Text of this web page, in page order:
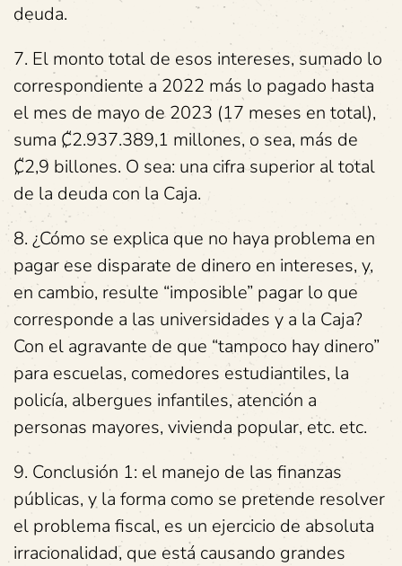
deuda.
7. El monto total de esos intereses, sumado lo
correspondiente a 2022 más lo pagado hasta
el mes de mayo de 2023 (17 meses en total),
suma ₡2.937.389,1 millones, o sea, más de
₡2,9 billones. O sea: una cifra superior al total
de la deuda con la Caja.
8. ¿Cómo se explica que no haya problema en
pagar ese disparate de dinero en intereses, y,
en cambio, resulte “imposible” pagar lo que
corresponde a las universidades y a la Caja?
Con el agravante de que “tampoco hay dinero”
para escuelas, comedores estudiantiles, la
policía, albergues infantiles, atención a
personas mayores, vivienda popular, etc. etc.
9. Conclusión 1: el manejo de las finanzas
públicas, y la forma como se pretende resolver
el problema fiscal, es un ejercicio de absoluta
irracionalidad, que está causando grandes